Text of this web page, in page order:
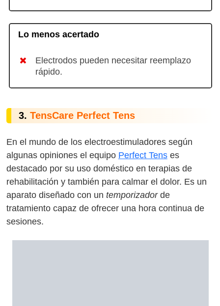
Lo menos acertado
Electrodos pueden necesitar reemplazo
rápido.
3. TensCare Perfect Tens
En el mundo de los electroestimuladores según
algunas opiniones el equipo Perfect Tenses
destacado por su uso doméstico en terapias de
rehabilitación y también para calmar el dolor. Es un
aparato diseñado con un temporizador de
tratamiento capaz de ofrecer una hora continua de
sesiones.